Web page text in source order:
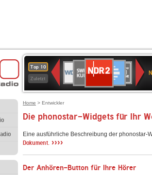
Top 10
Zuletzt
Deutschlandfunk
80er
90er
OLDIE
ANTENNE
SWR3
WDR
4
BR-
KLASSIK
Deutschlandfunk
Kultur
ANTENNE
BAYERN
2
Kultur
2
Home > Entwickler
Die phonostar-Widgets für Ihr
Eine ausführliche Beschreibung der
Dokument. ››››
Der Anhören-Button für Ihre Hörer